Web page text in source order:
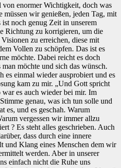
enormer Wichtigkeit, doch was
müssen wir genießen, jeden Tag, mit
noch genug Zeit in unserem
Richtung zu korrigieren, um die
zu erreichen, diese mit
Vollen zu schöpfen. Das ist es
möchte. Dabei reicht es doch
möchte und sich das wünsch.
es einmal wieder ausprobiert und es
kam zu mir. „Und Gott spricht
es auch wieder bei mir. Im
genau, was ich tun solle und
es, und es geschah. Warum
vergessen wir immer allzu
? Es steht alles geschrieben. Auch
dass durch eine innere
und Klang eines Menschen dem wir
werden. Aber in unserer
einfach nicht die Ruhe uns